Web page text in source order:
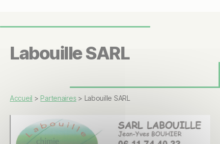
Labouille SARL
Accueil > Partenaires > Labouille SARL